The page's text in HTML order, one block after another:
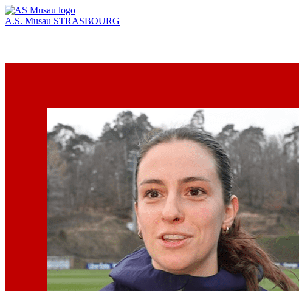
A.S. Musau STRASBOURG